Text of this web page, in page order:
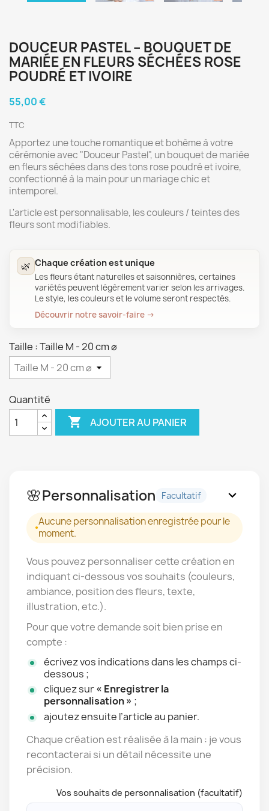
DOUCEUR PASTEL – BOUQUET DE
MARIÉE EN FLEURS SÉCHÉES ROSE
POUDRÉ ET IVOIRE
55,00 €
TTC
Apportez une touche romantique et bohème à votre
cérémonie avec "Douceur Pastel", un bouquet de mariée
en fleurs séchées dans des tons rose poudré et ivoire,
confectionné à la main pour un mariage chic et
intemporel.
L'article est personnalisable, les couleurs / teintes des
fleurs sont modifiables.
🌿 Chaque création est unique
Les fleurs étant naturelles et saisonnières, certaines
variétés peuvent légèrement varier selon les arrivages.
Le style, les couleurs et le volume seront respectés.
Découvrir notre savoir-faire →
Taille : Taille M - 20 cm ⌀
Quantité
 AJOUTER AU PANIER
🌸Personnalisation Facultatif expand_more
Aucune personnalisation enregistrée pour le
moment.
Vous pouvez personnaliser cette création en
indiquant ci-dessous vos souhaits (couleurs,
ambiance, position des fleurs, texte,
illustration, etc.).
Pour que votre demande soit bien prise en
compte :
écrivez vos indications dans les champs ci-
dessous ;
cliquez sur« Enregistrer la
personnalisation » ;
ajoutez ensuite l’article au panier.
Chaque création est réalisée à la main : je vous
recontacterai si un détail nécessite une
précision.
Vos souhaits de personnalisation (facultatif)